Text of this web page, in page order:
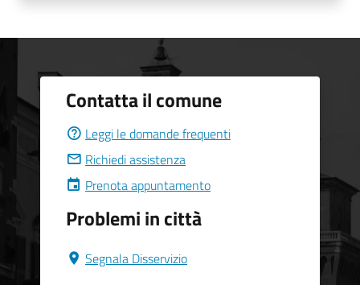
Contatta il comune
Leggi le domande frequenti
Richiedi assistenza
Prenota appuntamento
Problemi in città
Segnala Disservizio